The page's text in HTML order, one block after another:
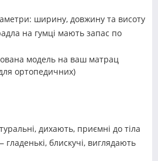
ширину, довжину та висоту
на гумці мають запас по
модель на ваш матрац
ортопедичних)
дихають, приємні до тіла
блискучі, виглядають